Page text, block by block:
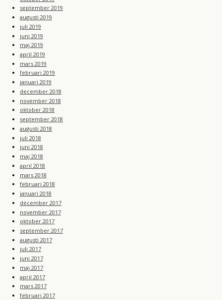
september 2019
augusti 2019
juli 2019
juni 2019
maj 2019
april 2019
mars 2019
februari 2019
januari 2019
december 2018
november 2018
oktober 2018
september 2018
augusti 2018
juli 2018
juni 2018
maj 2018
april 2018
mars 2018
februari 2018
januari 2018
december 2017
november 2017
oktober 2017
september 2017
augusti 2017
juli 2017
juni 2017
maj 2017
april 2017
mars 2017
februari 2017